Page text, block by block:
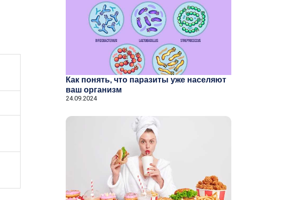
Как понять, что паразиты уже населяют
ваш организм
24.09.2024